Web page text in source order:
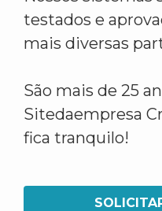
testados e
mais diversas
São mais de 25
Sitedaempresa
fica tranquilo!